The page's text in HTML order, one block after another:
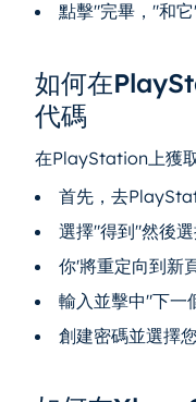
點擊"完畢，"和
如何在
代碼
在PlayStation上獲
首先，去
選擇"得到"然後
你'將重定向到新
輸入並擊中"下一
創建密碼並選擇